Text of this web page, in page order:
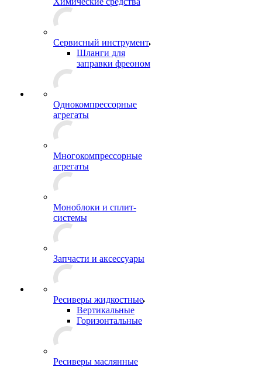
Сервисный инструмент
Шланги для
заправки фреоном
Однокомпрессорные
агрегаты
Многокомпрессорные
агрегаты
Моноблоки и сплит-
системы
Запчасти и аксессуары
Ресиверы жидкостные
Вертикальные
Горизонтальные
Ресиверы маслянные